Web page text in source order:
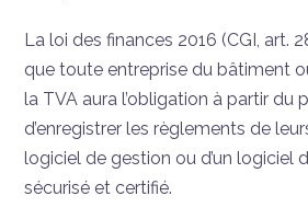
La loi des finances 2016 (CGI, art.
que toute entreprise du bâtiment
la TVA aura l’obligation à partir du
d’enregistrer les règlements de
logiciel de gestion ou d’un logiciel
sécurisé et certifié.